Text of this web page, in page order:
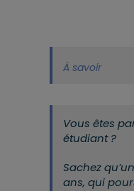
À savoir
Vous êtes
étudiant ?
Sachez
ans, qui